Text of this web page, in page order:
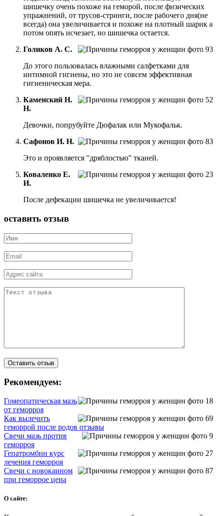
шишечку очень похоже на геморой, после физических
упражнений, от трусов-стринги, после рабочего дня(не
всегда) она увеличивается и похоже на плотный шарик а
потом опять исчезает, но шишечка остается.
Голиков А. С.
До этого пользовалась влажными салфетками для
интимной гигиены, но это не совсем эффективная
гигиеническая мера.
Каменский Н.
Н.
Девочки, попрубуйте Дюфалак или Мукофальк.
Сафонов И. Н.
Это и проявляется "дряблостью" тканей.
Коваленко Е.
И.
После дефекации шишечка не увеличивается!
оставить отзыв
Рекомендуем:
Гомеопатическая мазь
от геморроя
Как вылечить
геморрой после родов отзывы
Свечи мазь против
геморроя
Гепатромбин курс
лечения геморроя
Свечи с новокаином
при геморрое цена
О сайте: